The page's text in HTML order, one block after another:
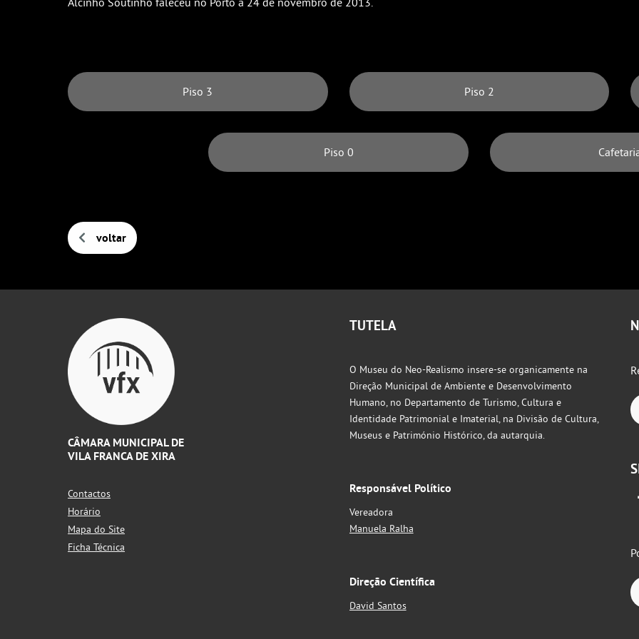
Piso 3 Piso 2
Piso 0
voltar
CÂMARA MUNICIPAL DE
VILA FRANCA DE XIRA
Contactos
Horário
Mapa do Site
Ficha Técnica
TUTELA
O Museu do Neo-Realismo insere-se organicamente na
Direção Municipal de Ambiente e Desenvolvimento
Humano, no Departamento de Turismo, Cultura e
Identidade Patrimonial e Imaterial, na Divisão de Cultura,
Museus e Património Histórico, da autarquia.
Responsável Político
Vereadora
Manuela Ralha
Direção Científica
David Santos